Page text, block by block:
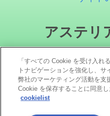
アステリ
「すべての Cookie を受け入れ
トナビゲーションを強化し、サ
弊社のマーケティング活動を支
Cookie を保存することに同意し
cookielist